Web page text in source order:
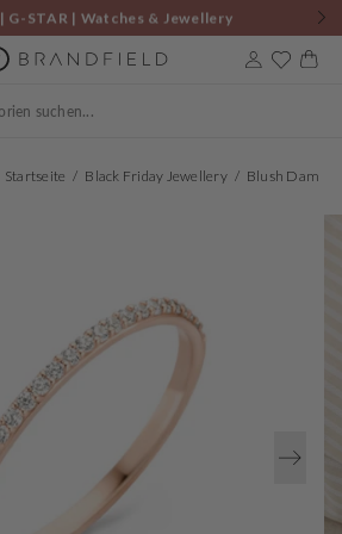
G-STAR | Watches & Jewellery
Startseite Black Friday Jewellery
Öffnen
Medien